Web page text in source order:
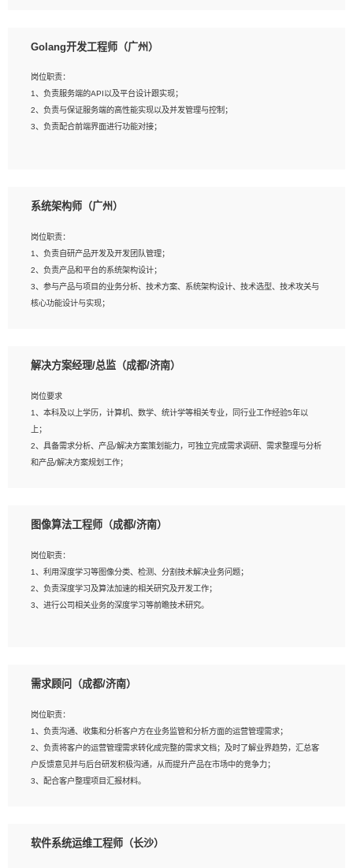
2、熟悉PostgreSQL、redis、MongoDB、ElasticSearch等开源数据库运维管理，
4、熟悉Hadoop、HBASE、Spark等大数据平台优先。
5、熟悉linux或任意一种unix操作系统，如有较强操作系统侧工作经验者优先。
6、具备丰富的项目实施经验，较强的自我学习能力。
Golang开发工程师（广州）
岗位职责：
1、负责服务端的API以及平台设计跟实现；
2、负责与保证服务端的高性能实现以及并发管理与控制；
3、负责配合前端界面进行功能对接；
2、1年以上Golang开发工作经验，能独立完成相应项目开发；
与实现，熟悉常用开源框架及设计模式；
4、熟悉Golang、连接池、消息队列等组件使用、熟悉后端开发、测试、调试流程
跟工具使用；
5、对技术有激情，喜欢钻研，能快速接受和掌握新技术，学习能力和工作责任心
强，良好的沟通表达能力和团队协作能力。
系统架构师（广州）
岗位职责：
1、负责自研产品开发及开发团队管理；
2、负责产品和平台的系统架构设计；
3、参与产品与项目的业务分析、技术方案、系统架构设计、技术选型、技术攻关与
核心功能设计与实现；
岗位要求：
1、全日制统招本科及以上学历，计算机相关专业毕业，5年以上开发工作经验；
2、具有扎实的java编程功底和良好的编码习惯，有分布式、多线程及高并发系统开
发经验和性能调优经验尤佳；熟悉JVM调优；掌握基础中间件、基础架构方案和云
平台、云产品功能特性，熟练使用相关平台的功能和了解其背后实现机制；
研发管理流程建设经验；
种常用框架和技术Springboot、Shiro、springcloud等；熟悉Linux常用命令和了解
常用脚本语言，较丰富的线上系统运维经验，复杂问题排查思路清晰。
解决方案经理/总监（成都/济南）
岗位要求
1、本科及以上学历，计算机、数学、统计学等相关专业，同行业工作经验5年以
上；
2、具备需求分析、产品/解决方案策划能力，可独立完成需求调研、需求整理与分析
和产品/解决方案规划工作；
相关的解决方案，包括视频分析、图像识别、NLP、OCR、机器学习等；
AI算法框架，对人脸识别、目标检测、图像识别、OCR、NLP等AI算法有深刻理
解。具有AI平台级产品/解决方案从业经验者优先。具有大数据技术背景者优先；
6、具备良好的客户意识与沟通能力，善于学习思考、创新与团队协作，认真负责、
执行力与抗压力强。
图像算法工程师（成都/济南）
岗位职责：
1、利用深度学习等图像分类、检测、分割技术解决业务问题；
2、负责深度学习及算法加速的相关研究及开发工作；
3、进行公司相关业务的深度学习等前瞻技术研究。
2、2年以上图像处理开发经验，熟悉python和spark开发；
建深度学习系统环境；
4、熟悉OPENCV、HALCON等常用图像处理软件，熟练进行图像处理；
5、熟悉主流的分类算法、聚类算法和关联分析算法原理，能熟练使用神经网络算法
的进行业务建模；
6、对OCR领域有深入的研究，熟悉模型调参，压缩和整型化方法；
需求顾问（成都/济南）
岗位职责：
1、负责沟通、收集和分析客户方在业务监管和分析方面的运营管理需求；
2、负责将客户的运营管理需求转化成完整的需求文档；及时了解业界趋势，汇总客
户反馈意见并与后台研发积极沟通，从而提升产品在市场中的竞争力；
3、配合客户整理项目汇报材料。
1、3年以上运营或解决方案的工作经验。
软件系统运维工程师（长沙）